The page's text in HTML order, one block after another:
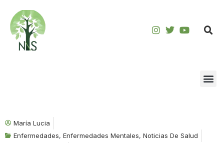
Saltar
contenido
María Lucia
Enfermedades, Enfermedades Mentales, Noticias De Salud